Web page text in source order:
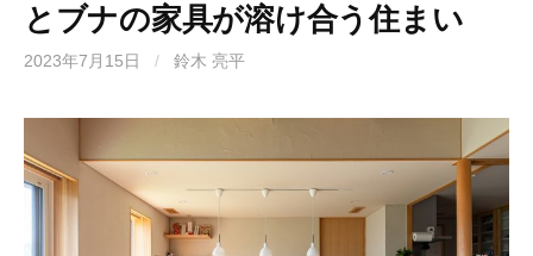
とブナの家具が溶け合う住まい
2023年7月15日 / 鈴木 亮平